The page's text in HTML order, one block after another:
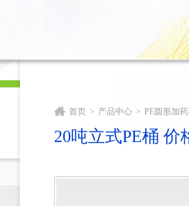
首页 > 产品中心 > PE圆形加
20吨立式PE桶 价